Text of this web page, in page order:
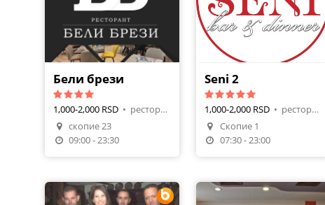
Napravi Rezervaciju
Poruči Hranu
Бели брези
1,000-2,000 RSD •
ресторант, скара, барбекю
скопие 23
09:00 - 23:30
Seni 2
1,000-2,000 RSD •
ресторант, bar & dinner
Скопие 1
07:30 - 23:00